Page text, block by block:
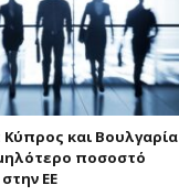
και Βουλγαρία
ποσοστό
ΕΕ